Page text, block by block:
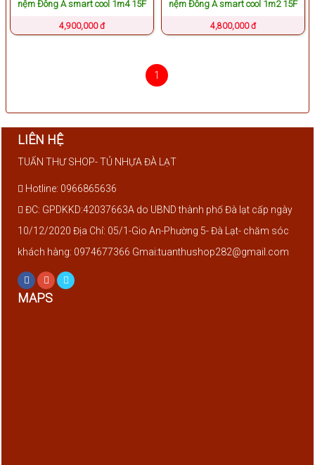
nệm Đông Á smart cool 1m4 15F
4,900,000 đ
nệm Đông Á smart cool 1m2 15F
4,800,000 đ
1 (1)
LIÊN HỆ
TUẤN THƯ SHOP- TỦ NHỰA ĐÀ LẠT
Hotline: 0966865636
ĐC: GPDKKD:42037663A do UBND thành phố Đà lạt cấp ngày
10/12/2020 Địa Chỉ: 05/1-Gio An-Phường 5- Đà Lạt- chăm sóc
khách hàng: 0974677366 Gmai:tuanthushop282@gmail.com
MAPS